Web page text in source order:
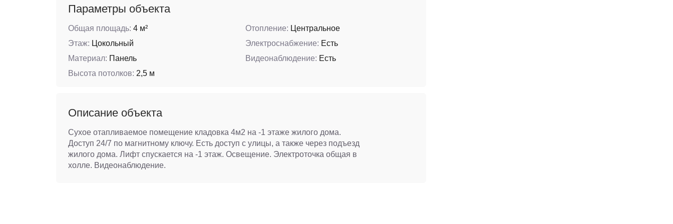
Параметры объекта
Общая площадь: 4 м²
Этаж: Цокольный
Материал: Панель
Высота потолков: 2,5 м
Отопление: Центральное
Электроснабжение: Есть
Видеонаблюдение: Есть
Описание объекта
Сухое отапливаемое помещение кладовка 4м2 на -1 этаже жилого дома.
Доступ 24/7 по магнитному ключу. Есть доступ с улицы, а также через подъезд
жилого дома. Лифт спускается на -1 этаж. Освещение. Электроточка общая в
холле. Видеонаблюдение.